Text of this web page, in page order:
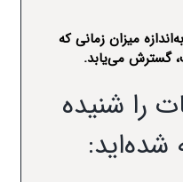
میزان زمانی که
می‌یابد.
شنیده‌
: